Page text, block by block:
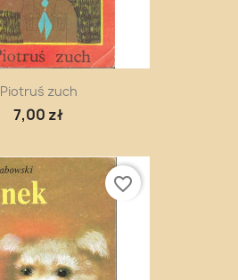
Piotruś zuch
7,00 zł
favorite_border